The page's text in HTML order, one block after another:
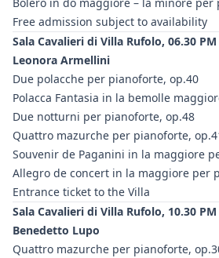
Free admission subject to availability
Sala Cavalieri di Villa Rufolo, 06.30 PM
Leonora Armellini
Due polacche per pianoforte, op.40
Polacca Fantasia in la bemolle
Due notturni per pianoforte, op.48
Quattro mazurche per pianoforte,
Souvenir de Paganini in la maggiore
Allegro de concert in la maggiore per
Entrance ticket to the Villa
Sala Cavalieri di Villa Rufolo, 10.30 PM
Benedetto Lupo
Quattro mazurche per pianoforte,